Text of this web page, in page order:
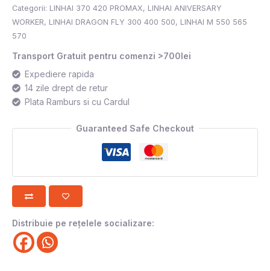
Categorii: LINHAI 370 420 PROMAX, LINHAI ANIVERSARY
WORKER, LINHAI DRAGON FLY 300 400 500, LINHAI M 550 565
570
Transport Gratuit pentru comenzi >700lei
Expediere rapida
14 zile drept de retur
Plata Ramburs si cu Cardul
Guaranteed Safe Checkout
Distribuie pe rețelele socializare: